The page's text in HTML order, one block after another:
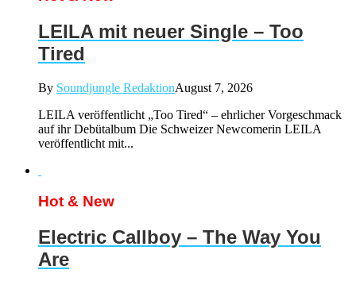
LEILA mit neuer Single – Too
Tired
By Soundjungle RedaktionAugust 7, 2026
LEILA veröffentlicht „Too Tired“ – ehrlicher Vorgeschmack
auf ihr Debütalbum Die Schweizer Newcomerin LEILA
veröffentlicht mit...
Hot & New
Electric Callboy – The Way You
Are